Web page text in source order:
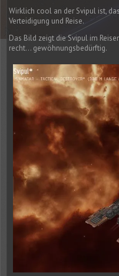
Wirklich cool an der Svipul ist,
Verteidigung und Reise.
Das Bild zeigt die Svipul im
recht… gewöhnungsbedürftig.